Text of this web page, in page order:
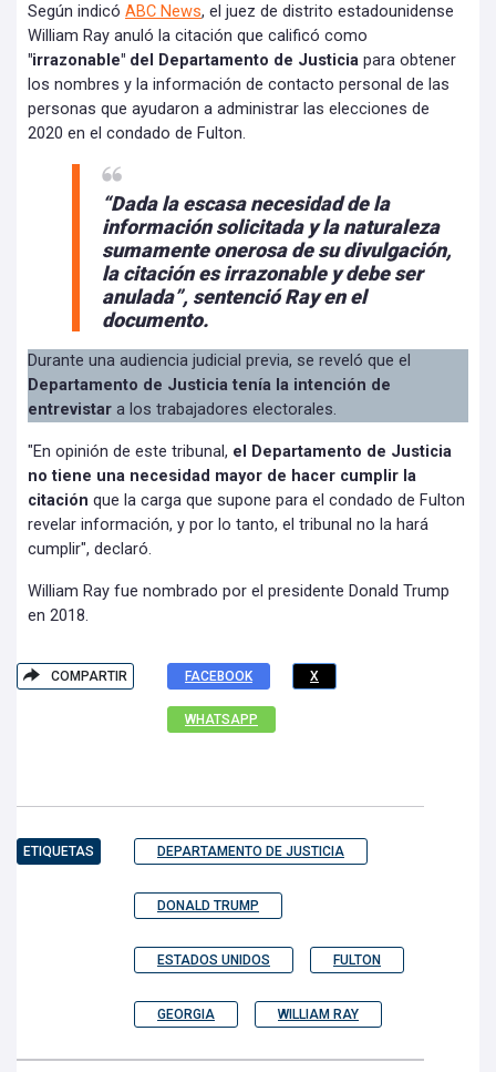
Según indicó ABC News, el juez de distrito estadounidense
William Ray anuló la citación que calificó como
"irrazonable" del Departamento de Justicia para obtener
los nombres y la información de contacto personal de las
personas que ayudaron a administrar las elecciones de
2020 en el condado de Fulton.
“Dada la escasa necesidad de la
informaciónsolicitada y la naturaleza
sumamente onerosa de su divulgación,
la citación es irrazonable y debe ser
anulada”, sentenció Ray en el
documento.
Durante una audiencia judicial previa, se reveló que el
Departamento de Justicia tenía la intención de
entrevistar a los trabajadores electorales.
"En opinión de este tribunal, el Departamento de Justicia
no tiene una necesidad mayor de hacer cumplir la
citación que la carga que supone para el condado de Fulton
revelar información, y por lo tanto, el tribunal no la hará
cumplir", declaró.
William Ray fue nombrado por el presidente Donald Trump
en 2018.
COMPARTIR FACEBOOK X
WHATSAPP
ETIQUETAS DEPARTAMENTO DE JUSTICIA
DONALD TRUMP
ESTADOS UNIDOS FULTON
GEORGIA WILLIAM RAY